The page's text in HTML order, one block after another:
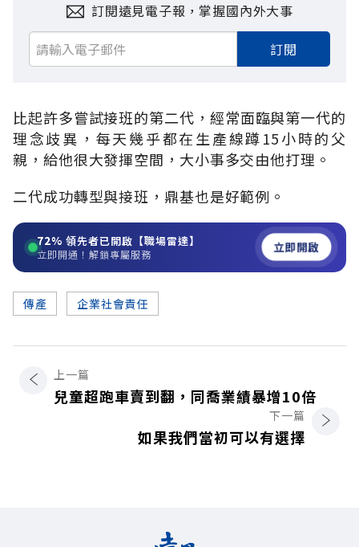
訂閱遠見電子報，掌握國內外大事
訂閱
比起許多嘗試接班的第二代，經常面臨與第一代的
理念歧異，每天幾乎都在生產線蹲15小時的父
親，給他很大發揮空間，大小事多交由他打理。
二代成功轉型與接班，鼎基也是好範例。
72% 領先者已開啟【職場雷達】
立即開通！解鎖專屬服務 立即開啟
傳產 企業社會責任
上一篇
兒童超跑車賣到翻，同喬業績暴增10倍
下一篇
如果我們當初可以有選擇